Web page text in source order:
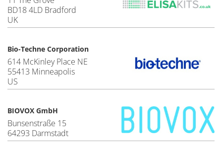
BD18 4LD Bradford
UK
Bio-Techne Corporation
614 McKinley Place NE
55413 Minneapolis
US
BIOVOX GmbH
Bunsenstraße 15
64293 Darmstadt